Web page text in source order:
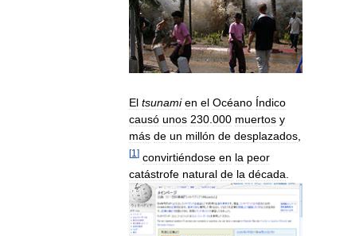
El tsunami en el Océano Índico
causó unos 230 000 muertos y
más de un millón de desplazados
[1 ] convirtiéndose en la peor
catástrofe natural de la década